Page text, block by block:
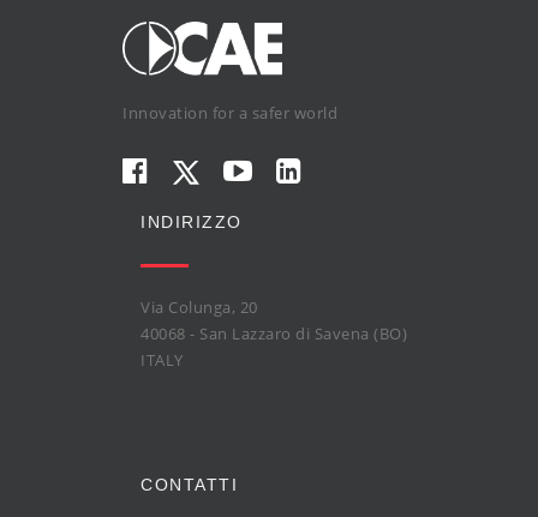
Innovation for a safer world
INDIRIZZO
Via Colunga, 20
40068 - San Lazzaro di Savena (BO)
ITALY
CONTATTI